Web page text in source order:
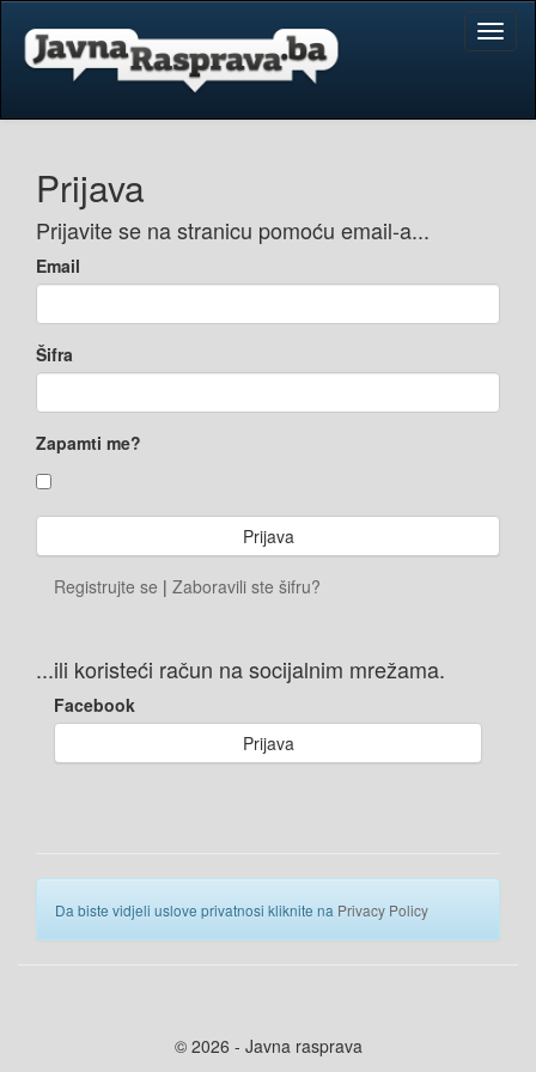
Prijava
Prijavite se na stranicu pomoću email-a...
Email
Šifra
Zapamti me?
Registrujte se | Zaboravili ste šifru?
...ili koristeći račun na socijalnim mrežama.
Facebook
Prijava
Da biste vidjeli uslove privatnosi kliknite na Privacy Policy
© 2026 - Javna rasprava